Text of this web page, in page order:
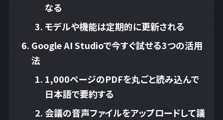
なる
モデルや機能は定期的に更新される
Google AI Studioで今すぐ試せる3つの活用
法
1,000ページのPDFを丸ごと読み込んで
日本語で要約する
会議の音声ファイルをアップロードして議